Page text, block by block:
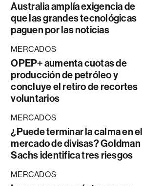
Australia amplía exigencia de
que las grandes tecnológicas
paguen por las noticias
MERCADOS
OPEP+ aumenta cuotas de
producción de petróleo y
concluye el retiro de recortes
voluntarios
MERCADOS
¿Puede terminar la calma en el
mercado de divisas? Goldman
Sachs identifica tres riesgos
MERCADOS